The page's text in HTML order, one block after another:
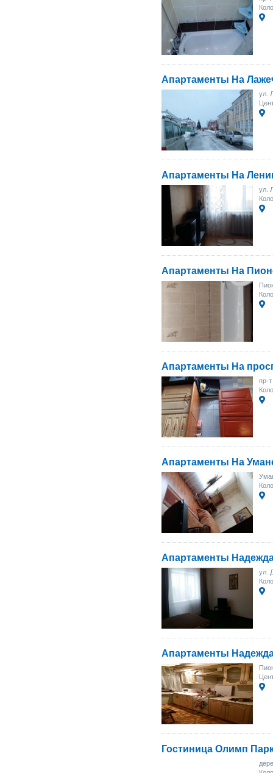
Апартаменты На
ул.
Апартаменты На
ул.
Апартаменты На
Апартаменты На
пр-
Апартаменты На
Апартаменты
ул.
Апартаменты
Гостиница Олимп